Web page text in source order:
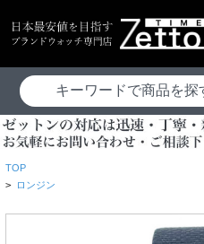
TOP
> ロンジン